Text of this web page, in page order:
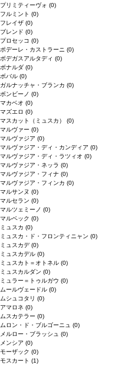
プリミティーヴォ (0)
フルミント (0)
フレイザ (0)
ブレンド (0)
プロセッコ (0)
ポデーレ・カストラーニ (0)
ボデガスアルタディ (0)
ボナルダ (0)
ボバル (0)
ガルナッチャ・ブランカ (0)
ボンビーノ (0)
マカベオ (0)
マズエロ (0)
マスカット（ミュスカ） (0)
マルヴァー (0)
マルヴァジア (0)
マルヴァジア・ディ・カンディア (0)
マルヴァジア・ディ・ラツィオ (0)
マルヴァジア・ネッラ (0)
マルヴァジア・フィナ (0)
マルヴァジア・フィンカ (0)
マルサンヌ (0)
マルセラン (0)
マルツェミーノ (0)
マルベック (0)
ミュスカ (0)
ミュスカ・ド・フロンティニャン (0)
ミュスカデ(0)
ミュスカデル (0)
ミュスカト＝オトネル (0)
ミュスカルダン (0)
ミュラー＝トゥルガウ (0)
ムールヴェードル (0)
ムシュコタリ (0)
アマロネ (0)
ムスカテラー (0)
ムロン・ド・ブルゴーニュ (0)
メルロー・ブラッシュ (0)
メンシア (0)
モーザック (0)
モスカート (1)